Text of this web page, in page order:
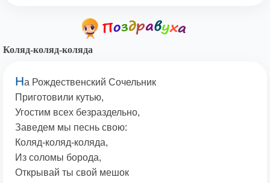
Коляд-коляд-коляда
На Рождественский Сочельник
Приготовили кутью,
Угостим всех безраздельно,
Заведем мы песнь свою:
Коляд-коляд-коляда,
Из соломы борода,
Открывай ты свой мешок